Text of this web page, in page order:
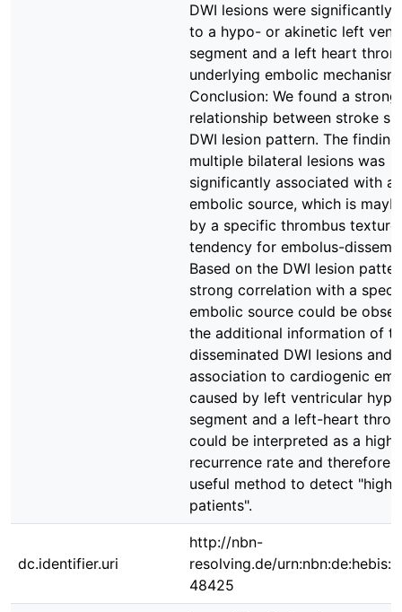
DWI lesions were significantly
to a hypo- or akinetic left
segment and a left heart
underlying embolic
Conclusion: We found a strong
relationship between stroke
DWI lesion pattern. The
multiple bilateral lesions was
significantly associated with a
embolic source, which is
by a specific thrombus
tendency for embolus-
Based on the DWI lesion
strong correlation with a
embolic source could be
the additional information of
disseminated DWI lesions and
association to cardiogenic
caused by left ventricular
segment and a left-heart
could be interpreted as a high
recurrence rate and therefore
useful method to detect "high-
patients".
dc.identifier.uri
http://nbn-
resolving.de/
48425